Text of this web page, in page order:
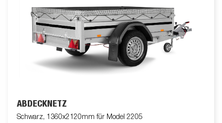
ABDECKNETZ
Schwarz, 1360x2120mm für Model 2205